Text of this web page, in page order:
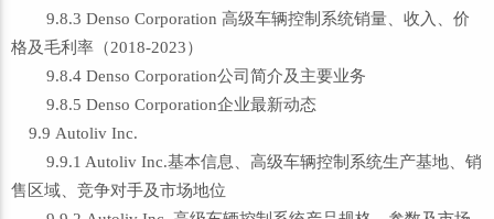
9.8.3 Denso Corporation 高级车辆控制系统销量、收入、价
格及毛利率（2018-2023）
9.8.4 Denso Corporation公司简介及主要业务
9.8.5 Denso Corporation企业最新动态
9.9 Autoliv Inc.
9.9.1 Autoliv Inc.基本信息、高级车辆控制系统生产基地、销
售区域、竞争对手及市场地位